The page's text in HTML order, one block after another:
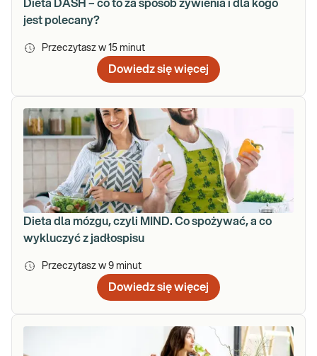
Dieta DASH – co to za sposób żywienia i dla kogo
jest polecany?
Przeczytasz w 15 minut
Dowiedz się więcej
Dieta dla mózgu, czyli MIND. Co spożywać, a co
wykluczyć z jadłospisu
Przeczytasz w 9 minut
Dowiedz się więcej